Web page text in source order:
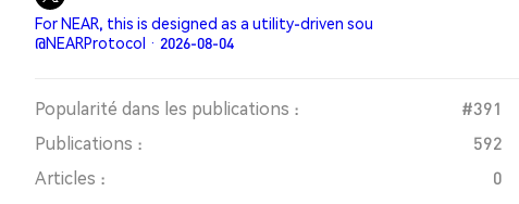
For NEAR, this is designed as a utility-driven sou
@NEARProtocol · 2026-08-04
Popularité dans les publications : #391
Publications :
592
Articles :
0